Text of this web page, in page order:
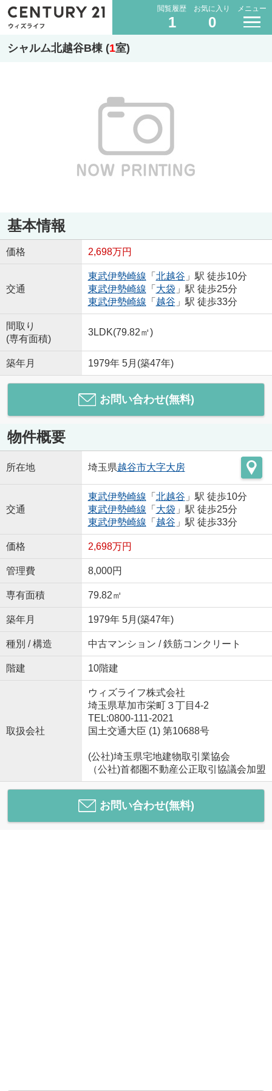
閲覧履歴
1
お気に入り
0
メニュー
シャルム北越谷B棟 (1室)
基本情報
価格 2,698万円
交通
東武伊勢崎線 「 北越谷 」駅 徒歩10分
東武伊勢崎線 「 大袋 」駅 徒歩25分
東武伊勢崎線 「 越谷 」駅 徒歩33分
間取り
(専有面積)
3LDK(79.82㎡)
築年月 1979年 5月(築47年)
お問い合わせ(無料)
物件概要
所在地 埼玉県越谷市大字大房
交通
東武伊勢崎線 「 北越谷 」駅 徒歩10分
東武伊勢崎線 「 大袋 」駅 徒歩25分
東武伊勢崎線 「 越谷 」駅 徒歩33分
価格 2,698万円
管理費 8,000円
専有面積 79.82㎡
築年月 1979年 5月(築47年)
種別 / 構造 中古マンション / 鉄筋コンクリート
階建 10階建
取扱会社
ウィズライフ株式会社
埼玉県草加市栄町３丁目4-2
TEL:0800-111-2021
国土交通大臣 (1) 第10688号
(公社)埼玉県宅地建物取引業協会
（公社)首都圏不動産公正取引協議会加盟
お問い合わせ(無料)